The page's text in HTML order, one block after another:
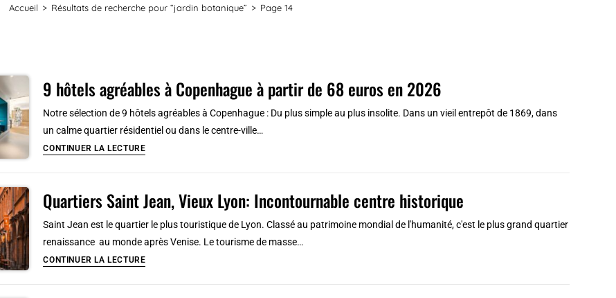
Accueil > Résultats de recherche pour “jardin botanique” > Page 14
9 hôtels agréables à Copenhague à partir de 68 euros en 2026
Notre sélection de 9 hôtels agréables à Copenhague : Du plus simple au plus insolite. Dans un vieil entrepôt de 1869, dans
un calme quartier résidentiel ou dans le centre-ville…
CONTINUER LA LECTURE9
à
partir
de
Quartiers Saint Jean, Vieux Lyon: Incontournable centre historique
Saint Jean est le quartier le plus touristique de Lyon. Classé au patrimoine mondial de l'humanité, c'est le plus grand quartier
renaissance au monde après Venise. Le tourisme de masse…
CONTINUER LA LECTUREQuartiers